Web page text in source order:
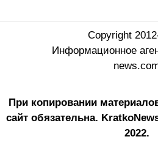
Copyright
Информационное
При копировании
сайт обязательна.
2022.